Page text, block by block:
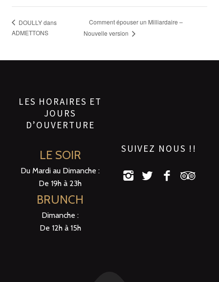
DOULLY dans
ADMETTONS
Comment épouser un Milliardaire –
Nouvelle version
LES HORAIRES ET
JOURS
D’OUVERTURE
LE SOIR
Du Mardi au Dimanche :
De 19h à 23h
BRUNCH
Dimanche :
De 12h à 15h
SUIVEZ NOUS !!